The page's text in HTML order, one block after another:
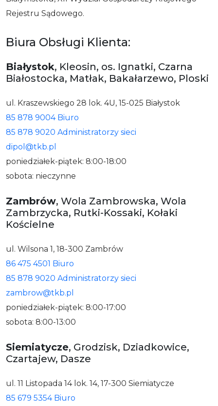
Rejestru Sądowego.
Biura Obsługi Klienta:
Białystok, Kleosin, os. Ignatki, Czarna
Białostocka, Matłak, Bakałarzewo, Ploski
ul. Kraszewskiego 28 lok. 4U, 15-025 Białystok
85 878 9004 Biuro
85 878 9020 Administratorzy sieci
dipol@tkb.pl
poniedziałek-piątek: 8:00-18:00
sobota: nieczynne
Zambrów, Wola Zambrowska, Wola
Zambrzycka, Rutki-Kossaki, Kołaki
Kościelne
ul. Wilsona 1, 18-300 Zambrów
86 475 4501 Biuro
85 878 9020 Administratorzy sieci
zambrow@tkb.pl
poniedziałek-piątek: 8:00-17:00
sobota: 8:00-13:00
Siemiatycze, Grodzisk, Dziadkowice,
Czartajew, Dasze
ul. 11 Listopada 14 lok. 14, 17-300 Siemiatycze
85 679 5354 Biuro